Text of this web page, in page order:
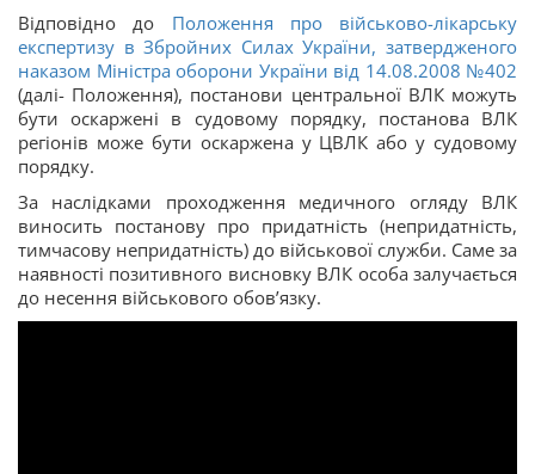
Відповідно до Положення про військово-лікарську
експертизу в Збройних Силах України, затвердженого
наказом Міністра оборони України від 14.08.2008 №402
(далі- Положення), постанови центральної ВЛК можуть
бути оскаржені в судовому порядку, постанова ВЛК
регіонів може бути оскаржена у ЦВЛК або у судовому
порядку.
За наслідками проходження медичного огляду ВЛК
виносить постанову про придатність (непридатність,
тимчасову непридатність) до військової служби. Саме за
наявності позитивного висновку ВЛК особа залучається
до несення військового обов’язку.